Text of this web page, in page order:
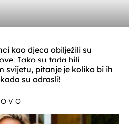
kao djeca obilježili su
Iako su tada bili
svijetu, pitanje je koliko bi ih
su odrasli!